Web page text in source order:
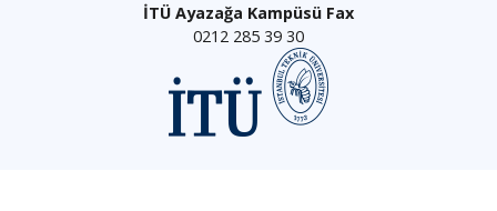
İTÜ Ayazağa Kampüsü Fax
0212 285 39 30